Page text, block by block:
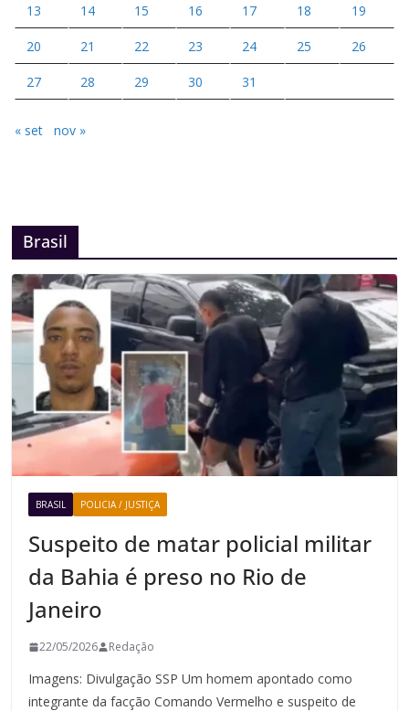
13 14 15 16 17 18 19
20 21 22 23 24 25 26
27 28 29 30 31
« set nov »
Brasil
BRASIL POLICIA / JUSTIÇA
Suspeito de matar policial militar
da Bahia é preso no Rio de
Janeiro
22/05/2026 Redação
Imagens: Divulgação SSP Um homem apontado como
integrante da facção Comando Vermelho e suspeito de